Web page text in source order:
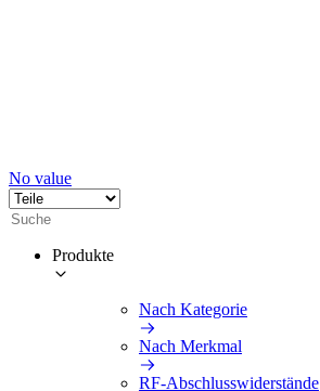
No value
Produkte
Nach Kategorie
Nach Merkmal
RF-Abschlusswiderstände